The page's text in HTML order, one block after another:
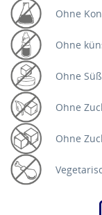
Ohne
Ohne
Ohne
Ohne
Ohne